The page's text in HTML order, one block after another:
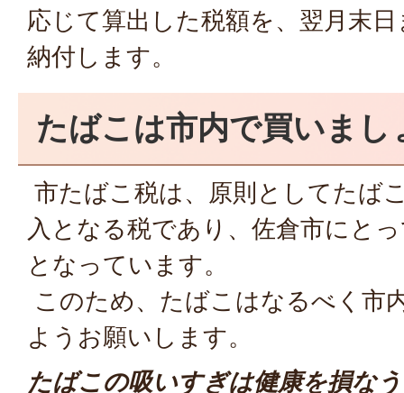
応じて算出した税額を、翌月末
納付します。
たばこは市内で買いまし
市たばこ税は、原則としてたば
入となる税であり、佐倉市にと
となっています。
このため、たばこはなるべく市
ようお願いします。
たばこの吸いすぎは健康を損な